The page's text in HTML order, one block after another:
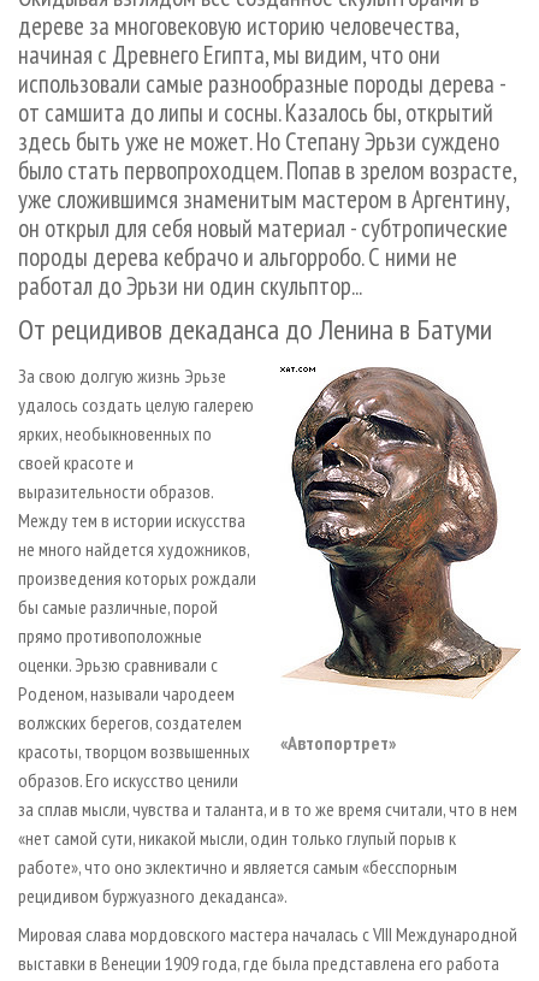
СУШКА ДРЕВЕСИНЫ
ПРОИЗВОДСТВО ДРЕВЕСНЫХ ПЛИТ
ДЕРЕВЯННОЕ ДОМОСТРОЕНИЕ
ПРОИЗВОДСТВО МЕБЕЛИ
БИОЭНЕРГЕТИКА
ЦБП
ИНСТРУМЕНТ И МАТЕРИАЛЫ
ПЕРСОНЫ
МОБИЛЬНЫЕ ВЫСТАВКИ
ОФИЦИАЛЬНЫЕ ДЕЛЕГАЦИИ
ПРИОРИТЕТНЫЕ ИНВЕСТПРОЕКТЫ
RUSSIAN FORESTRY REVIEW
ГАЗЕТА ЛЕСПРОМФОРУМ
БИБЛИОТЕКА СПЕЦИАЛИСТА
КОНТАКТЫ
РЕКЛАМА
РЕКЛАМА НА САЙТЕ
дереве за многовековую историю человечества,
начиная с Древнего Египта, мы видим, что они
использовали самые разнообразные породы дерева -
от самшита до липы и сосны. Казалось бы, открытий
здесь быть уже не может. Но Степану Эрьзи суждено
было стать первопроходцем. Попав в зрелом возрасте,
уже сложившимся знаменитым мастером в Аргентину,
он открыл для себя новый материал - субтропические
породы дерева кебрачо и альгорробо. С ними не
работал до Эрьзи ни один скульптор...
От рецидивов декаданса до Ленина в Батуми
«Автопортрет»
За свою долгую жизнь Эрьзе
удалось создать целую галерею
ярких, необыкновенных по
своей красоте и
выразительности образов.
Между тем в истории искусства
не много найдется художников,
произведения которых рождали
бы самые различные, порой
прямо противоположные
оценки. Эрьзю сравнивали с
Роденом, называли чародеем
волжских берегов, создателем
красоты, творцом возвышенных
образов. Его искусство ценили
за сплав мысли, чувства и таланта, и в то же время считали, что в нем
«нет самой сути, никакой мысли, один только глупый порыв к
работе», что оно эклектично и является самым «бесспорным
рецидивом буржуазного декаданса».
Мировая слава мордовского мастера началась с VIII Международной
выставки в Венеции 1909 года, где была представлена его работа